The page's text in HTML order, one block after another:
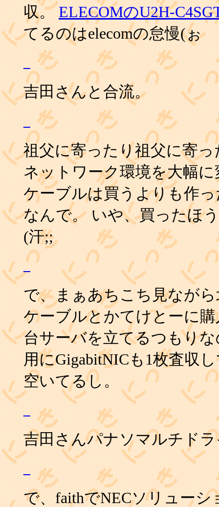
収。ELECOMのU2H-
てるのはelecomの怠慢(ぉ
吉田さんと合流。
祖父に寄ったり祖父に寄
ネットワーク環境を大幅
ケーブルは買うよりも作
なんで。 いや、買ったほ
(汗;;
_
で、まぁあちこち見なが
ケーブルとかてけとーに購
台サーバを立てるつもり
用にGigabitNICも1枚査収
空いてるし。
吉田さんパナソマルチド
で、faithでNECソリューシ